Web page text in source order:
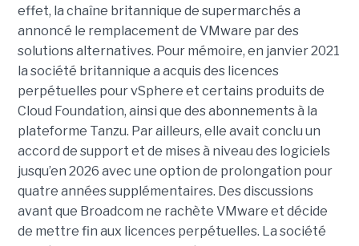
effet, la chaîne britannique de supermarchés a
annoncé le remplacement de VMware par des
solutions alternatives. Pour mémoire, en janvier 2021
la société britannique a acquis des licences
perpétuelles pour vSphere et certains produits de
Cloud Foundation, ainsi que des abonnements à la
plateforme Tanzu. Par ailleurs, elle avait conclu un
accord de support et de mises à niveau des logiciels
jusqu’en 2026 avec une option de prolongation pour
quatre années supplémentaires. Des discussions
avant que Broadcom ne rachète VMware et décide
de mettre fin aux licences perpétuelles. La société